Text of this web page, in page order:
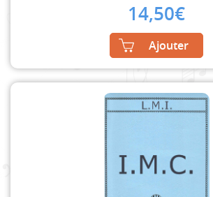
14,50€
Ajouter